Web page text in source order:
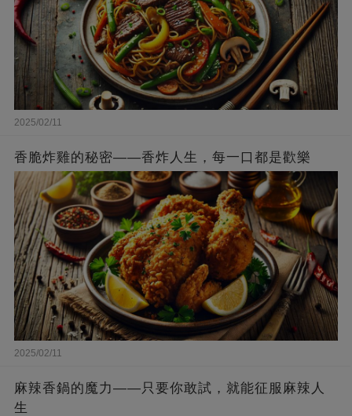
2025/02/11
香脆炸雞的秘密——香炸人生，每一口都是歡樂
2025/02/11
麻辣香鍋的魔力——只要你敢試，就能征服麻辣人
生